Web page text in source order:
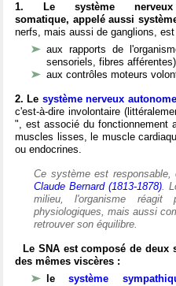
1. Le système nerveux
somatique, appelé aussi
nerfs, mais aussi de ganglions,
aux rapports de
sensoriels, fibres afférentes)
aux contrôles moteurs
2. Le système nerveux autonome
c'est-à-dire involontaire
", est associé du fonctionnement
muscles lisses, le muscle
ou endocrines.
Ce système est
Claude Bernard (1813-1878).
milieu, l'organisme
physiologiques, mais aussi
retrouver son équilibre.
Le SNA est composé de deux
des mêmes viscères :
lesystème